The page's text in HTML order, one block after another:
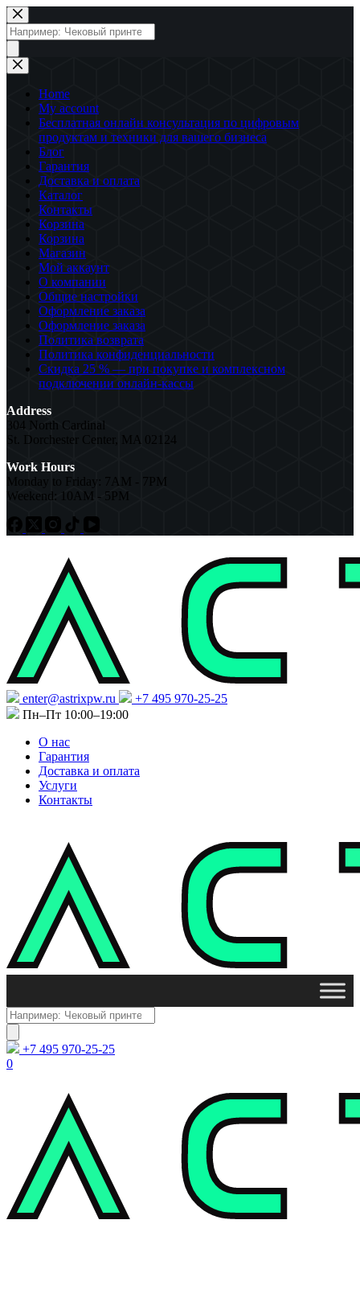
Перейти
к
сути
Поиск
товаров
Home
My account
Бесплатная онлайн консультация по цифровым
продуктам и техники для вашего бизнеса
Блог
Гарантия
Доставка и оплата
Каталог
Контакты
Корзина
Корзина
Магазин
Мой аккаунт
О компании
Общие настройки
Оформление заказа
Оформление заказа
Политика возврата
Политика конфиденциальности
Скидка 25 % — при покупке и комплексном
подключении онлайн-кассы
Address
304 North Cardinal
St. Dorchester Center, MA 02124
Work Hours
Monday to Friday: 7AM - 7PM
Weekend: 10AM - 5PM
enter@astrixpw.ru
+7 495 970-25-25
Пн–Пт 10:00–19:00
О нас
Гарантия
Доставка и оплата
Услуги
Контакты
Поиск
товаров
+7 495 970-25-25
0